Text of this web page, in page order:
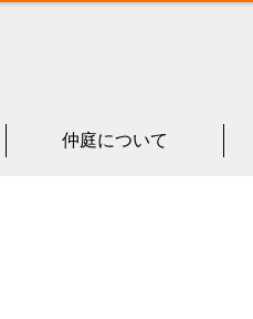
仲庭について